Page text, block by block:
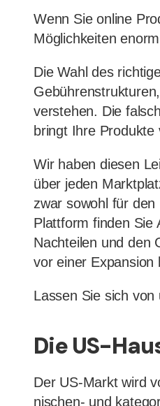
Wenn Sie online
Möglichkeiten
Die Wahl des
verstehen. Die
bringt Ihre
Wir haben diesen
über jeden
zwar sowohl für
Plattform finden Sie
Nachteilen und den
vor einer Expansion
Lassen Sie sich
Die US-
Der US-Markt wird
nischen- und